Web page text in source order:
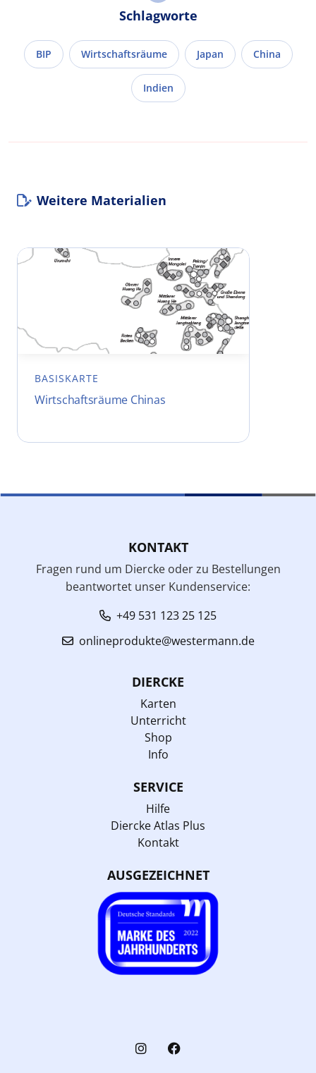
Schlagworte
BIP Wirtschaftsräume Japan China
Indien
Weitere Materialien
BASISKARTE
Wirtschaftsräume Chinas
KONTAKT
Fragen rund um Diercke oder zu Bestellungen
beantwortet unser Kundenservice:
+49 531 123 25 125
onlineprodukte@westermann.de
DIERCKE
Karten
Unterricht
Shop
Info
SERVICE
Hilfe
Diercke Atlas Plus
Kontakt
AUSGEZEICHNET